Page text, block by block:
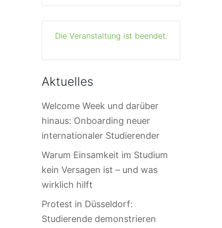
Die Veranstaltung ist beendet.
Aktuelles
Welcome Week und darüber
hinaus: Onboarding neuer
internationaler Studierender
Warum Einsamkeit im Studium
kein Versagen ist – und was
wirklich hilft
Protest in Düsseldorf:
Studierende demonstrieren